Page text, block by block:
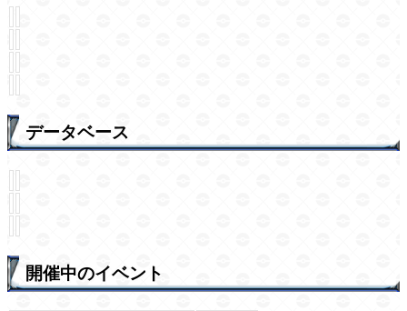
データベース
開催中のイベント